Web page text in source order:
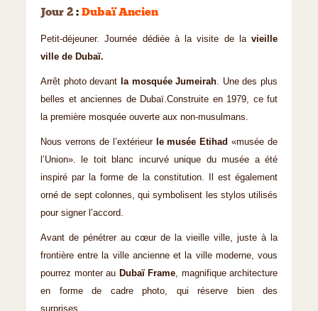
Jour 2 : Dubaï Ancien
Petit-déjeuner. Journée dédiée à la visite de la vieille
ville de Dubaï.
Arrêt photo devant la mosquée Jumeirah. Une des plus
belles et anciennes de Dubaï.Construite en 1979, ce fut
la première mosquée ouverte aux non-musulmans.
Nous verrons de l’extérieur le musée Etihad «musée de
l’Union». le toit blanc incurvé unique du musée a été
inspiré par la forme de la constitution. Il est également
orné de sept colonnes, qui symbolisent les stylos utilisés
pour signer l’accord.
Avant de pénétrer au cœur de la vieille ville, juste à la
frontière entre la ville ancienne et la ville moderne, vous
pourrez monter au Dubaï Frame, magnifique architecture
en forme de cadre photo, qui réserve bien des
surprises…